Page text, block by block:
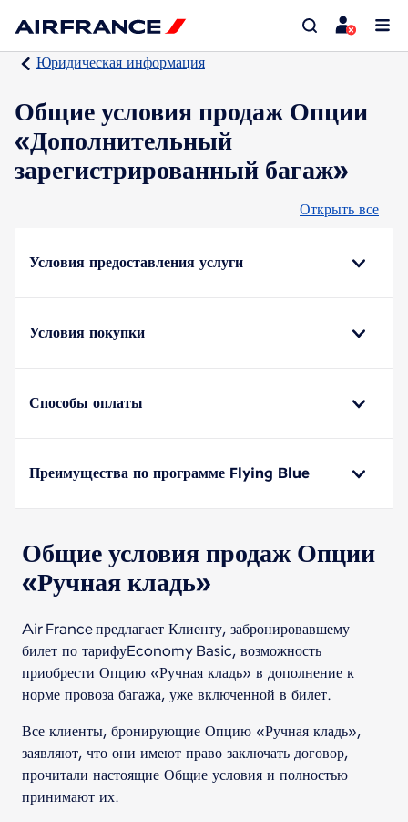
Юридическая информация
Общие условия продаж Опции
«Дополнительный
зарегистрированный багаж»
Открыть все
Условия предоставления услуги
Условия покупки
Способы оплаты
Преимущества по программе Flying Blue
Общие условия продаж Опции
«Ручная кладь»
Air France предлагает Клиенту, забронировавшему
билет по тарифуEconomy Basic, возможность
приобрести Опцию «Ручная кладь» в дополнение к
норме провоза багажа, уже включенной в билет.
Все клиенты, бронирующие Опцию «Ручная кладь»,
заявляют, что они имеют право заключать договор,
прочитали настоящие Общие условия и полностью
принимают их.